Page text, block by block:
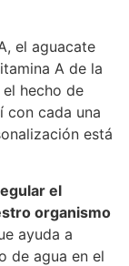
el aguacate
A de la
hecho de
con cada una
está
el
organismo
ayuda a
de agua en el